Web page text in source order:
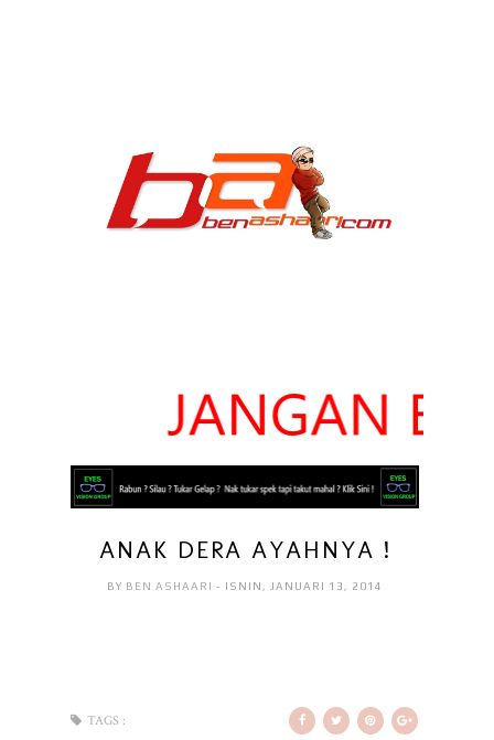
ANAK DERA AYAHNYA !
BY BEN ASHAARI- ISNIN, JANUARI 13, 2014
TAGS :